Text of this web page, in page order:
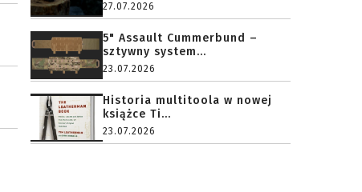
27.07.2026
5" Assault Cummerbund –
sztywny system...
23.07.2026
Historia multitoola w nowej
książce Ti...
23.07.2026